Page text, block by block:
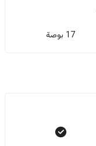
17 بوصة